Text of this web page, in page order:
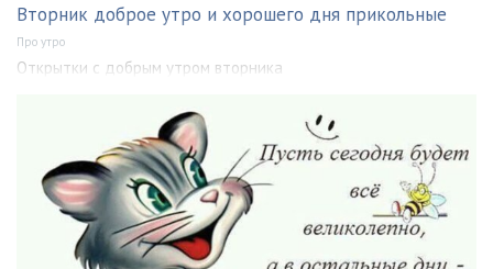
Вторник доброе утро и хорошего дня прикольные
Про утро
Открытки с добрым утром вторника